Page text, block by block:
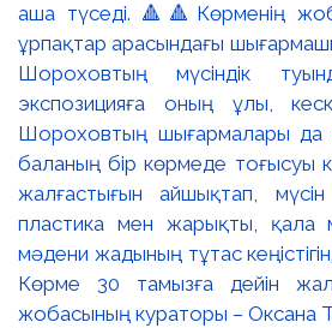
аша түседі. 🔺🔺Көрменің
ұрпақтар арасындағы
Шороховтың мүсіндік
экспозицияға оның ұлы,
Шороховтың шығармалары да
баланың бір көрмеде тоғысуы
жалғастығын айшықтап, мүсін
пластика мен жарықты, қала
мәдени жадының тұтас
Көрме 30 тамызға дейін
жобасының кураторы – Оксана